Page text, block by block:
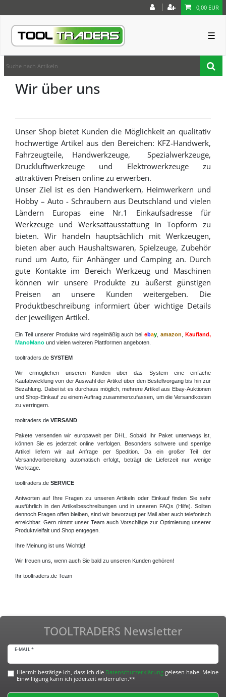
0,00 EUR
☰
Wir über uns
Unser Shop bietet Kunden die Möglichkeit an qualitativ
hochwertige Artikel aus den Bereichen: KFZ-Handwerk,
Fahrzeugteile, Handwerkzeuge, Spezialwerkzeuge,
Druckluftwerkzeuge und Elektrowerkzeuge zu
attraktiven Preisen online zu erwerben.
Unser Ziel ist es den Handwerkern, Heimwerkern und
Hobby – Auto - Schraubern aus Deutschland und vielen
Ländern Europas eine Nr.1 Einkaufsadresse für
Werkzeuge und Werksattausstattung in Topform zu
bieten. Wir handeln hauptsächlich mit Werkzeugen,
bieten aber auch Haushaltswaren, Spielzeuge, Zubehör
rund um Auto, für Anhänger und Camping an. Durch
gute Kontakte im Bereich Werkzeug und Maschinen
können wir unsere Produkte zu äußerst günstigen
Preisen an unsere Kunden weitergeben. Die
Produktbeschreibung informiert über wichtige Details
der jeweiligen Artikel.
Ein Teil unserer Produkte wird regelmäßig auch beiebay ,amazon ,Kaufland,
ManoMano und vielen weiteren Plattformen angeboten.
tooltraders.de SYSTEM
Wir ermöglichen unseren Kunden über das System eine einfache
Kaufabwicklung von der Auswahl der Artikel über den Bestellvorgang bis hin zur
Bezahlung. Dabei ist es durchaus möglich, mehrere Artikel aus Ebay-Auktionen
und Shop-Einkauf zu einem Auftrag zusammenzufassen, um die Versandkosten
zu verringern.
tooltraders.de VERSAND
Pakete versenden wir europaweit per DHL. Sobald Ihr Paket unterwegs ist,
können Sie es jederzeit online verfolgen. Besonders schwere und sperrige
Artikel liefern wir auf Anfrage per Spedition. Da ein großer Teil der
Versandvorbereitung automatisch erfolgt, beträgt die Lieferzeit nur wenige
Werktage.
tooltraders.de SERVICE
Antworten auf Ihre Fragen zu unseren Artikeln oder Einkauf finden Sie sehr
ausführlich in den Artikelbeschreibungen und in unseren FAQs (Hilfe). Sollten
dennoch Fragen offen bleiben, sind wir bevorzugt per Mail aber auch telefonisch
erreichbar. Gern nimmt unser Team auch Vorschläge zur Optimierung unserer
Produktvielfalt und Shop entgegen.
Ihre Meinung ist uns Wichtig!
Wir freuen uns, wenn auch Sie bald zu unseren Kunden gehören!
Ihr tooltraders.de Team
TOOLTRADERS Newsletter
E-MAIL *
Hiermit bestätige ich, dass ich die Daten­schutz­erklärunggelesen habe. Meine
Einwilligung kann ich jederzeit widerrufen.**